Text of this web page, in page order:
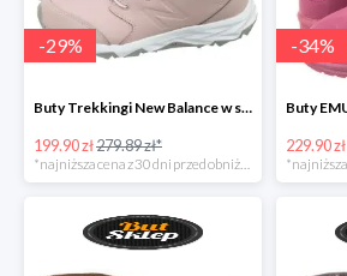
-29%
Buty Trekkingi New Balance w super cenie
199.90 zł279.89 zł*
*najniższa cena z 30 dni przed obniżką
-34%
229.90 zł